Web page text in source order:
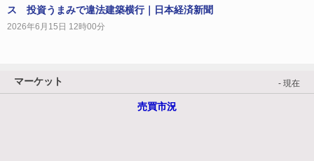
ス 投資うまみで違法建築横行｜日本経済新聞
2026年6月15日 12時00分
マーケット - 現在
売買市況